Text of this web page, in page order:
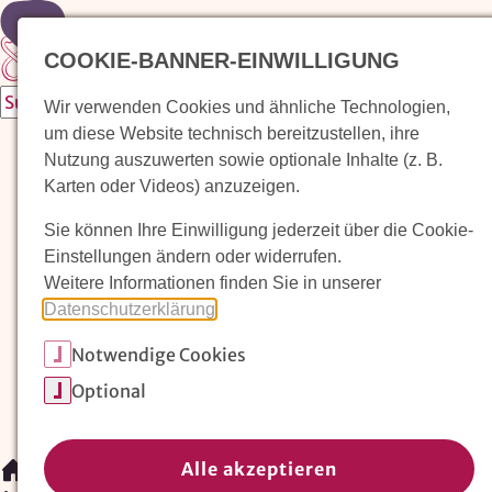
Zur Startseite
Waldorfkindergarten finden
Pädagogischer Ansatz
Arbeit im Waldorfkindergarten
Unser Verein
Magazin: Erziehungskunst frühe Kindheit
Magazin: Erziehungskunst frühe Kindheit
COOKIE-BANNER-EINWILLIGUNG
Wir verwenden Cookies und ähnliche Technologien,
um diese Website technisch bereitzustellen, ihre
Nutzung auszuwerten sowie optionale Inhalte (z. B.
Karten oder Videos) anzuzeigen.
Sie können Ihre Einwilligung jederzeit über die Cookie-
Einstellungen ändern oder widerrufen.
Weitere Informationen finden Sie in unserer
Datenschutzerklärung
Notwendige Cookies
Optional
Alle akzeptieren